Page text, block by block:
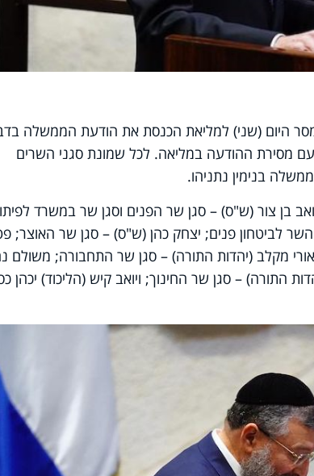
היום (שני) למליאת הכנסת את הודעת הממשלה
עם מסירת ההודעה במליאה. לכל שמונת סגני השרים
בנימין נתניהו.
בן צור (ש"ס) – סגן שר הפנים וסגן שר במשרד
השר לביטחון פנים; יצחק כהן (ש"ס) – סגן שר האוצר;
מקלב (יהדות התורה) – סגן שר התחבורה; משולם
התורה) – סגן שר החינוך; ויואב קיש (הליכוד) יכהן